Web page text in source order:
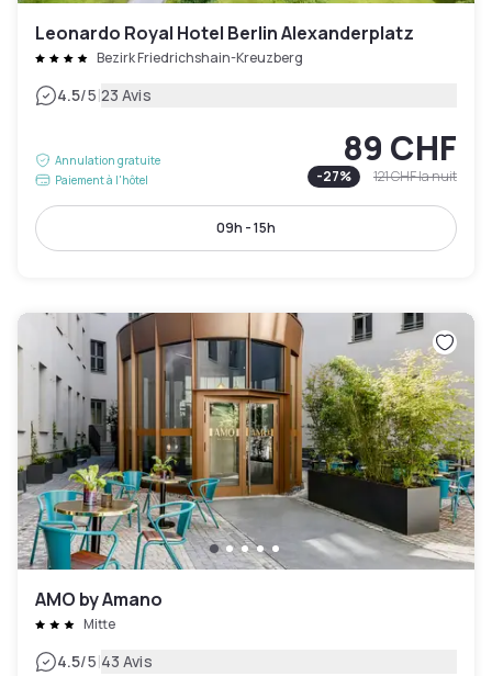
Leonardo Royal Hotel Berlin Alexanderplatz
Bezirk Friedrichshain-Kreuzberg
4.5/5|23 Avis
Annulation gratuite
Paiement à l'hôtel
89 CHF
-27% 121 CHFla nuit
09h - 15h
AMO by Amano
Mitte
4.5/5|43 Avis